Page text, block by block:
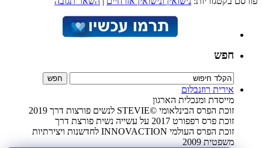
חפש
אירית רוזנבלום
מייסדת ומנכלית הארגון
זוכת הפרס הבינלאומי ©STEVIE לנשים פורצות דרך 2019
זוכת פרס רפפורט 2017 על עשייה נשית פורצת דרך
זוכת הפרס העולמי INNOVACTION לחדשנות ויצירתיות
משפטית 2009